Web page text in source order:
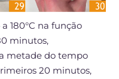
180°C na função
minutos,
metade do tempo
20 minutos,